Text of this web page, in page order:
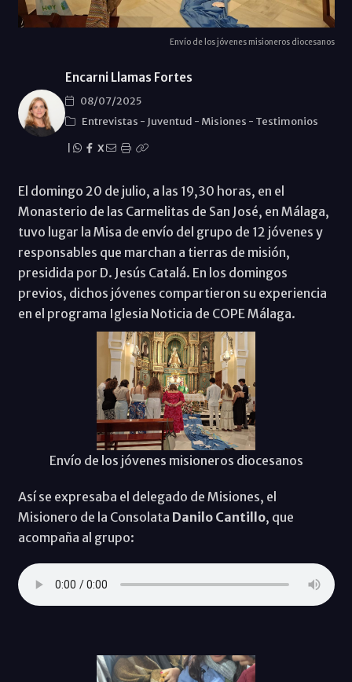
Envío de los jóvenes misioneros diocesanos
Encarni Llamas Fortes
08/07/2025
Entrevistas - Juventud - Misiones - Testimonios
X
El domingo 20 de julio, a las 19,30 horas, en el
Monasterio de las Carmelitas de San José, en Málaga,
tuvo lugar la Misa de envío del grupo de 12 jóvenes y
responsables que marchan a tierras de misión,
presidida por D. Jesús Catalá. En los domingos
previos, dichos jóvenes compartieron su experiencia
en el programa Iglesia Noticia de COPE Málaga.
Envío de los jóvenes misioneros diocesanos
Así se expresaba el delegado de Misiones, el
Misionero de la Consolata Danilo Cantillo, que
acompaña al grupo: